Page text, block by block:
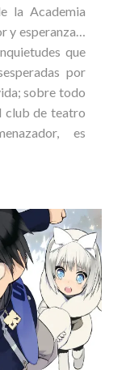
la Academia
y esperanza…
que
por
sobre todo
club de teatro
es